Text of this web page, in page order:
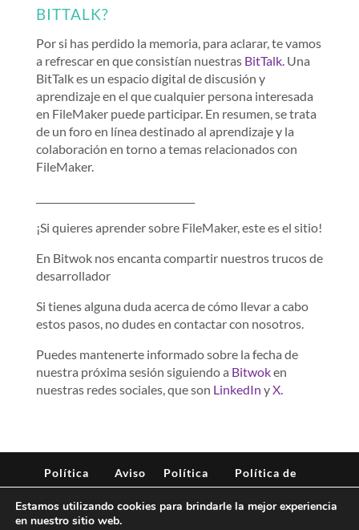
BITTALK?
Por si has perdido la memoria, para aclarar, te vamos
a refrescar en que consistían nuestras BitTalk. Una
BitTalk es un espacio digital de discusión y
aprendizaje en el que cualquier persona interesada
en FileMaker puede participar. En resumen, se trata
de un foro en línea destinado al aprendizaje y la
colaboración en torno a temas relacionados con
FileMaker.
¡Si quieres aprender sobre FileMaker, este es el sitio!
En Bitwok nos encanta compartir nuestros trucos de
desarrollador
Si tienes alguna duda acerca de cómo llevar a cabo
estos pasos, no dudes en contactar con nosotros.
Puedes mantenerte informado sobre la fecha de
nuestra próxima sesión siguiendo a Bitwoken
nuestras redes sociales, que son LinkedIn yX.
Política
de
privacidad
Aviso
Legal
Política
de
cookies
Política de
seguridad de
la
Estamos utilizando cookies para brindarle la mejor experiencia
en nuestro sitio web.